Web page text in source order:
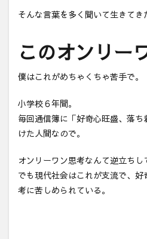
そんな言葉を多く聞いて生きてき
このオンリー
僕はこれがめちゃくちゃ苦手で。
小学校６年間。
毎回通信簿に「好奇心旺盛、落
けた人間なので。
オンリーワン思考なんて逆立ちし
でも現代社会はこれが支流で、
考に苦しめられている。